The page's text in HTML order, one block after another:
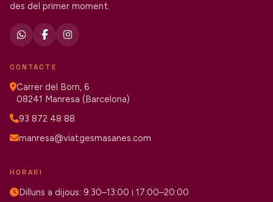
des del primer moment.
CONTACTE
Carrer del Born, 6
08241 Manresa (Barcelona)
93 872 48 88
manresa@viatgesmasanes.com
HORARI
Dilluns a dijous: 9:30–13:00 i 17:00–20:00